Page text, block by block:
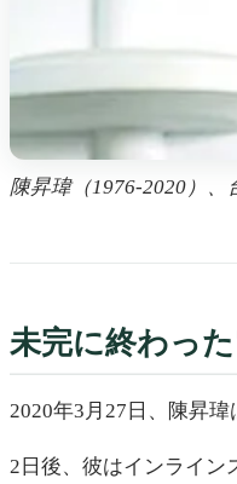
陳昇瑋（1976-2020）
未完に終わっ
2020年3月27日、陳昇
2日後、彼はインライン